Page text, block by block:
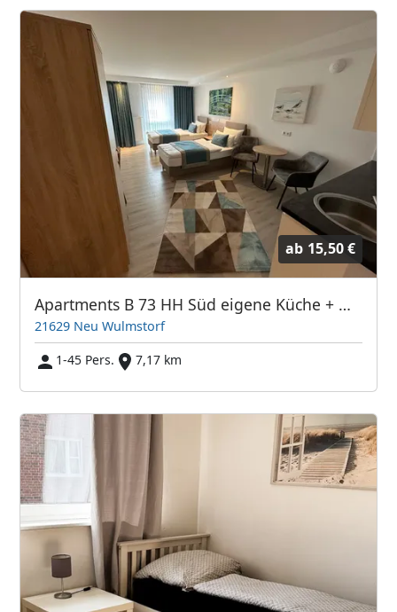
ab 15,50 €
Apartments B 73 HH Süd eigene Küche + Duschbad
21629 Neu Wulmstorf
1-45 Pers.
7,17 km